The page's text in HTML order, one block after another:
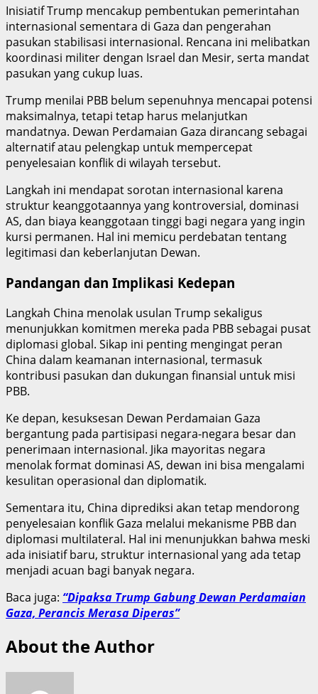
Inisiatif Trump mencakup pembentukan pemerintahan
internasional sementara di Gaza dan pengerahan
pasukan stabilisasi internasional. Rencana ini melibatkan
koordinasi militer dengan Israel dan Mesir, serta mandat
pasukan yang cukup luas.
Trump menilai PBB belum sepenuhnya mencapai potensi
maksimalnya, tetapi tetap harus melanjutkan
mandatnya. Dewan Perdamaian Gaza dirancang sebagai
alternatif atau pelengkap untuk mempercepat
penyelesaian konflik di wilayah tersebut.
Langkah ini mendapat sorotan internasional karena
struktur keanggotaannya yang kontroversial, dominasi
AS, dan biaya keanggotaan tinggi bagi negara yang ingin
kursi permanen. Hal ini memicu perdebatan tentang
legitimasi dan keberlanjutan Dewan.
Pandangan dan Implikasi Kedepan
Langkah China menolak usulan Trump sekaligus
menunjukkan komitmen mereka pada PBB sebagai pusat
diplomasi global. Sikap ini penting mengingat peran
China dalam keamanan internasional, termasuk
kontribusi pasukan dan dukungan finansial untuk misi
PBB.
Ke depan, kesuksesan Dewan Perdamaian Gaza
bergantung pada partisipasi negara-negara besar dan
penerimaan internasional. Jika mayoritas negara
menolak format dominasi AS, dewan ini bisa mengalami
kesulitan operasional dan diplomatik.
Sementara itu, China diprediksi akan tetap mendorong
penyelesaian konflik Gaza melalui mekanisme PBB dan
diplomasi multilateral. Hal ini menunjukkan bahwa meski
ada inisiatif baru, struktur internasional yang ada tetap
menjadi acuan bagi banyak negara.
Baca juga: “Dipaksa Trump Gabung Dewan Perdamaian
Gaza, Perancis Merasa Diperas”
About the Author